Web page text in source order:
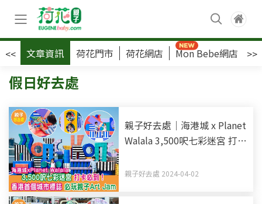
<< 文章資訊 荷花門市 荷花網店 Mon Bebe網店 >>
假日好去處
親子好去處｜海港城 x Planet
Walala 3,500呎七彩迷宮 打卡
玩親子Art Jamming +
親子好去處 2024-04-02